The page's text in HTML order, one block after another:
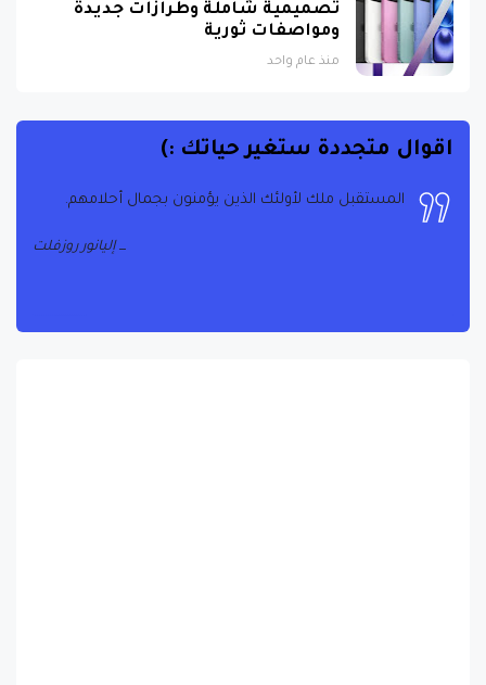
تصميمية شاملة وطرازات جديدة
ومواصفات ثورية
منذ عام واحد
اقوال متجددة ستغير حياتك :)
المستقبل ملك لأولئك الذين يؤمنون بجمال أحلامهم.
إليانور روزفلت